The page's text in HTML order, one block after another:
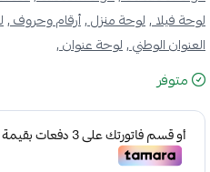
لوحة فيلا ,لوحة منزل ,أرقام وحروف ,
العنوان الوطني ,لوحة عنوان ,
متوفر